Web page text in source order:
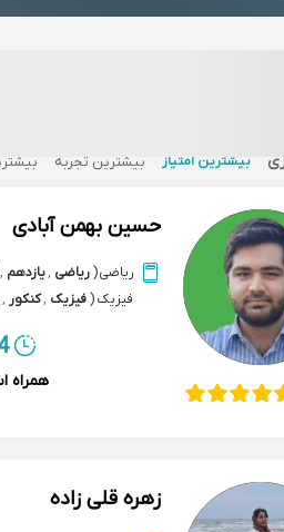
بیشترین امتیاز بیشترین تجربه
حسین بهمن آبادی
ریاضی(ریاضی ,یازدهم ,
فیزیک(فیزیک ,کنکور ,
4
همراه
زهره قلی زاده